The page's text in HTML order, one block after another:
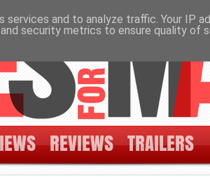
REVIEWS TRAILERS
and to analyze traffic. Your IP
security metrics to ensure quality of